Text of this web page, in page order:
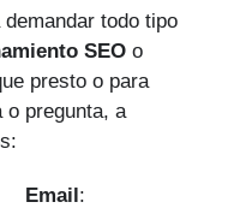
todo tipo
SEO o
presto o para
o pregunta, a
Email :